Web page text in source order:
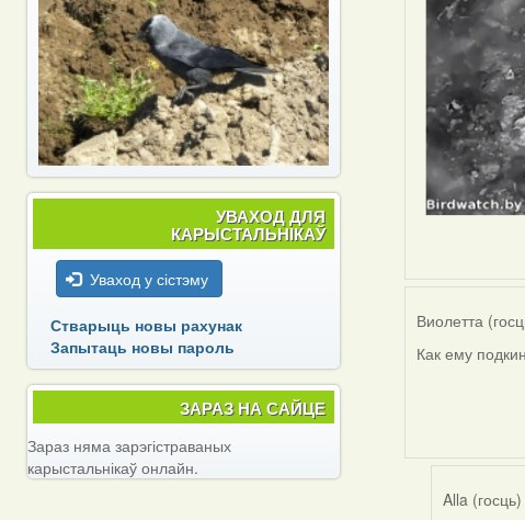
Виолетта
Как ему
Alla (госць)
УВАХОД ДЛЯ
КАРЫСТАЛЬНІКАЎ
Уваход у сістэму
Стварыць новы рахунак
Запытаць новы пароль
ЗАРАЗ НА САЙЦЕ
Зараз няма зарэгістраваных
карыстальнікаў онлайн.